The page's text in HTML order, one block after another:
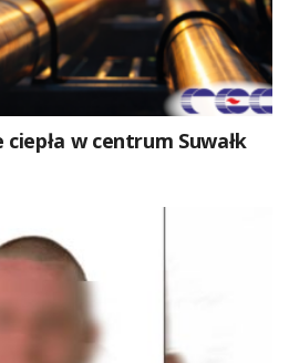
w centrum Suwałk